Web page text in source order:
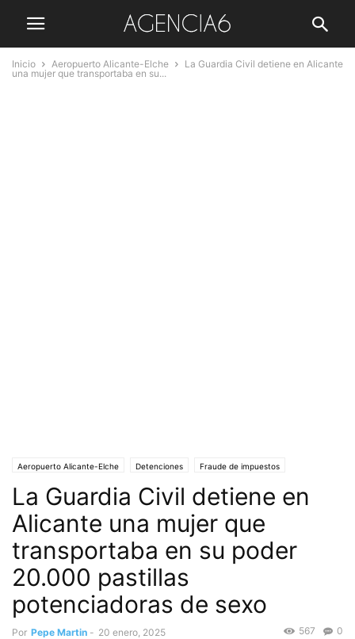
Inicio Aeropuerto Alicante-Elche
La Guardia Civil detiene en Alicante
una mujer que transportaba en su...
Aeropuerto Alicante-Elche Detenciones Fraude de impuestos
Guardia Civil Portada Salud
La Guardia Civil detiene en
Alicante una mujer que
transportaba en su poder
20.000 pastillas
potenciadoras de sexo
Por Pepe Martin - 20 enero, 2025 0
567